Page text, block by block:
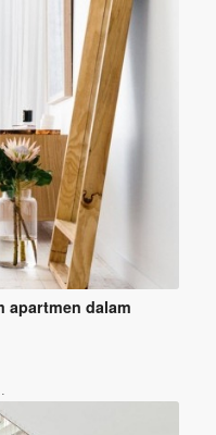
apartmen dalam